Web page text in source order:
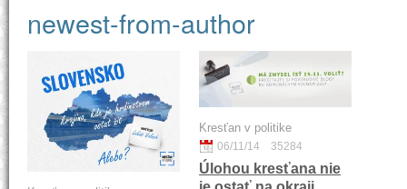
newest-from-author
Kresťan v politike
06/11/14 35284
Úlohou kresťana nie